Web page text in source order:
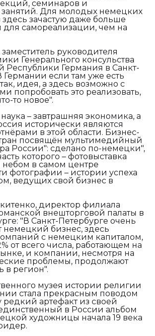
семинаров и
занятий. Для молодых немецких
зачастую даже больше
для самореализации, чем на
руководителя
Генерального консульства
Республики Германия в Санкт-
Германии если там уже есть
идея, а здесь возможно с
попробовать это реализовать,
то новое".
– завтрашняя экономика, а
исторически являются
в этой области. Бизнес-
посвящён мультимедийный
России": сделано по-немецки",
которого – фотовыставка
в самом центре
фотографии – истории успеха
ведущих свой бизнес в
директор филиала
внешторговой палаты в
"В Санкт-Петербурге очень
немецкий бизнес, здесь
с немецким капиталом,
от всего числа, работающем на
и компании, несмотря на
проблемы, продолжают
в регион".
музея истории религии
стала прекрасным поводом
редкий артефакт из своей
в России альбом
художницы начала 19 века